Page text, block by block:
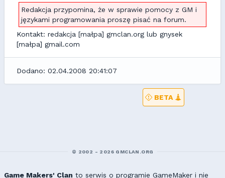
Redakcja przypomina, że w sprawie pomocy z GM i
językami programowania proszę pisać na forum.
Kontakt: redakcja [małpa] gmclan.org lub gnysek
[małpa] gmail.com
Dodano: 02.04.2008 20:41:07
BETA
© 2002 - 2026 GMCLAN.ORG
Game Makers' Clan to serwis o programie GameMaker i nie